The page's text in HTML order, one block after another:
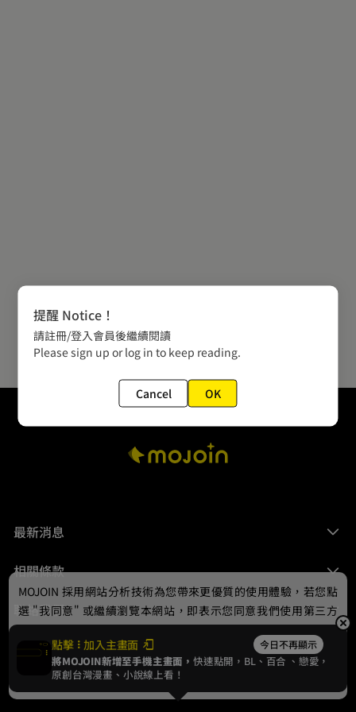
最新消息
相關條款
聯絡我們
© 2024 gamania Digital Entertainment Co., Ltd.
點擊 加入主畫面 今日不再顯示
將MOJOIN新增至手機主畫面，快速點開，BL、 百合 、戀愛，
原創台灣漫畫、小說線上看！
MOJOIN 採用網站分析技術為您帶來更優質的使用體驗，若您點
選 "我同意" 或繼續瀏覽本網站，即表示您同意我們使用第三方
Cookie，欲瞭解更多資訊請見隱私權政策。
我同意
提醒 Notice！
請註冊/登入會員後繼續閱讀
Please sign up or log in to keep reading.
Cancel OK